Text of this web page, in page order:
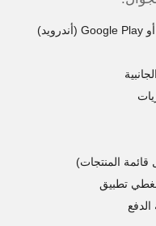
المنتجات)
تطبيق